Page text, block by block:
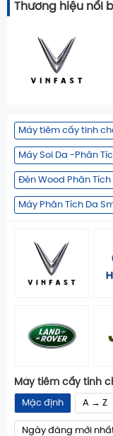
Thương hiệu nổI
Máy tiêm cấy tinh
Máy Soi Da -Phân
Đèn Wood Phân Tích
Máy Phân Tích Da
Máy tiêm cấy tinh
Mặc định A → Z
Ngày đăng mới